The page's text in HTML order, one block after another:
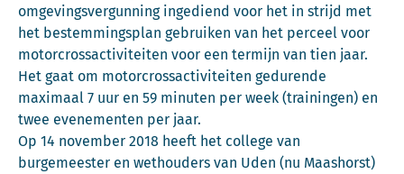
omgevingsvergunning ingediend voor het in strijd met
het bestemmingsplan gebruiken van het perceel voor
motorcrossactiviteiten voor een termijn van tien jaar.
Het gaat om motorcrossactiviteiten gedurende
maximaal 7 uur en 59 minuten per week (trainingen) en
twee evenementen per jaar.
Op 14 november 2018 heeft het college van
burgemeester en wethouders van Uden (nu Maashorst)